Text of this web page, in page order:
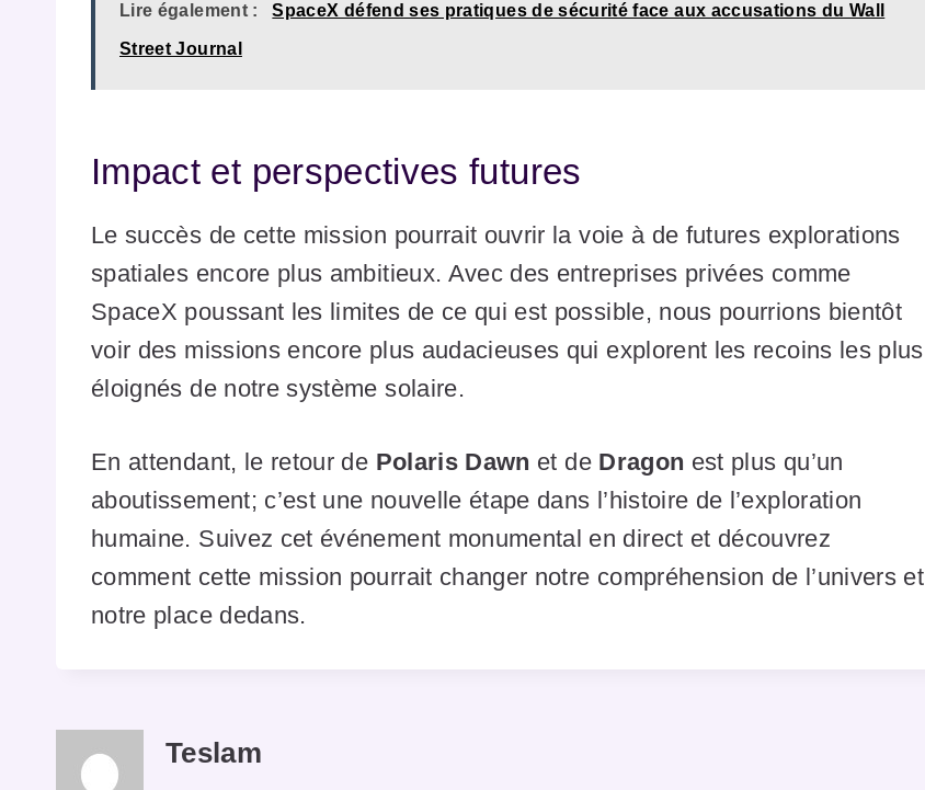
Lire également : SpaceX défend ses pratiques de sécurité face aux accusations du Wall
Street Journal
Impact et perspectives futures
Le succès de cette mission pourrait ouvrir la voie à de futures explorations
spatiales encore plus ambitieux. Avec des entreprises privées comme
SpaceX poussant les limites de ce qui est possible, nous pourrions bientôt
voir des missions encore plus audacieuses qui explorent les recoins les plus
éloignés de notre système solaire.
En attendant, le retour de Polaris Dawn et de Dragon est plus qu’un
aboutissement; c’est une nouvelle étape dans l’histoire de l’exploration
humaine. Suivez cet événement monumental en direct et découvrez
comment cette mission pourrait changer notre compréhension de l’univers et
notre place dedans.
Teslam